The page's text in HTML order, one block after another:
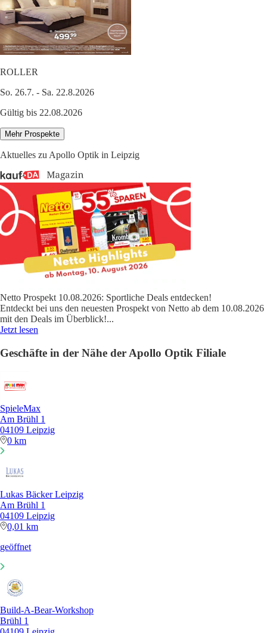
ROLLER
So. 26.7. - Sa. 22.8.2026
Gültig bis 22.08.2026
Mehr Prospekte
Aktuelles zu Apollo Optik in Leipzig
Netto Prospekt 10.08.2026: Sportliche Deals entdecken!
Entdeckt bei uns den neuesten Prospekt von Netto ab dem 10.08.2026
mit den Deals im Überblick!...
Jetzt lesen
Geschäfte in der Nähe der Apollo Optik Filiale
SpieleMax
Am Brühl 1
04109 Leipzig
0 km
Lukas Bäcker Leipzig
Am Brühl 1
04109 Leipzig
0,01 km
geöffnet
Build-A-Bear-Workshop
Brühl 1